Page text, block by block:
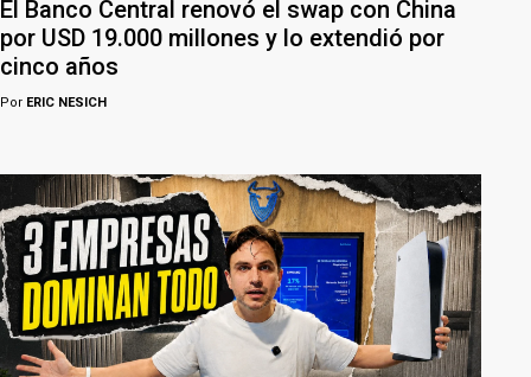
El Banco Central renovó el swap con China
por USD 19.000 millones y lo extendió por
cinco años
Por ERIC NESICH